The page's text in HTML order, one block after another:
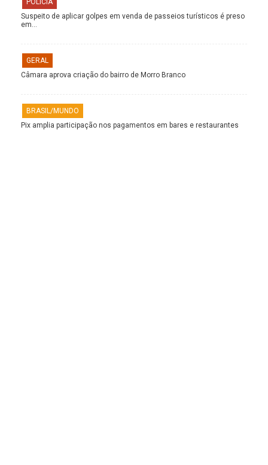
POLÍCIA
Suspeito de aplicar golpes em venda de passeios turísticos é preso
em…
GERAL
Câmara aprova criação do bairro de Morro Branco
BRASIL/MUNDO
Pix amplia participação nos pagamentos em bares e restaurantes